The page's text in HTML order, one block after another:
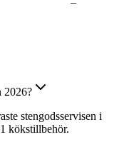
2026?
stengodsservisen i
kökstillbehör.